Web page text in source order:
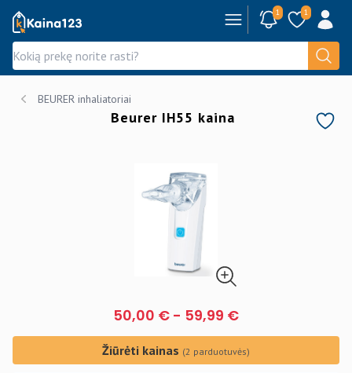
Kaina123.lt 1 1
BEURER inhaliatoriai
Beurer IH55 kaina
50,00 € - 59,99 €
Žiūrėti kainas (2 parduotuvės)